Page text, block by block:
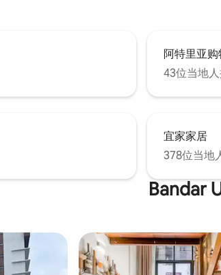
阿特里亚
43位当地
宜家家居
378位当地
Bandar